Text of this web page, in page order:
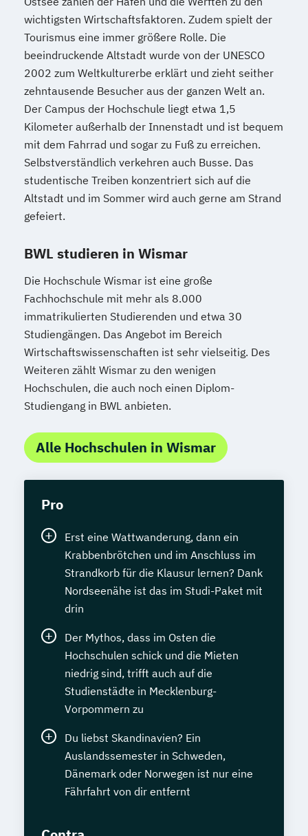
wichtigsten Wirtschaftsfaktoren. Zudem spielt der
Tourismus eine immer größere Rolle. Die
beeindruckende Altstadt wurde von der UNESCO
2002 zum Weltkulturerbe erklärt und zieht seither
zehntausende Besucher aus der ganzen Welt an.
Der Campus der Hochschule liegt etwa 1,5
Kilometer außerhalb der Innenstadt und ist bequem
mit dem Fahrrad und sogar zu Fuß zu erreichen.
Selbstverständlich verkehren auch Busse. Das
studentische Treiben konzentriert sich auf die
Altstadt und im Sommer wird auch gerne am Strand
gefeiert.
BWL studieren in Wismar
Die Hochschule Wismar ist eine große
Fachhochschule mit mehr als 8.000
immatrikulierten Studierenden und etwa 30
Studiengängen. Das Angebot im Bereich
Wirtschaftswissenschaften ist sehr vielseitig. Des
Weiteren zählt Wismar zu den wenigen
Hochschulen, die auch noch einen Diplom-
Studiengang in BWL anbieten.
Alle Hochschulen in Wismar
Pro
Erst eine Wattwanderung, dann ein
Krabbenbrötchen und im Anschluss im
Strandkorb für die Klausur lernen? Dank
Nordseenähe ist das im Studi-Paket mit
drin
Der Mythos, dass im Osten die
Hochschulen schick und die Mieten
niedrig sind, trifft auch auf die
Studienstädte in Mecklenburg-
Vorpommern zu
Du liebst Skandinavien? Ein
Auslandssemester in Schweden,
Dänemark oder Norwegen ist nur eine
Fährfahrt von dir entfernt